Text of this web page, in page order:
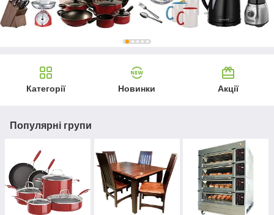
Категорії Новинки Акції
Популярні групи